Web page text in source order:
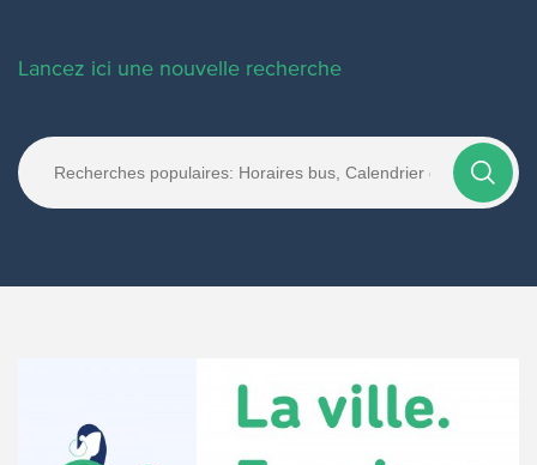
Lancez ici une nouvelle recherche